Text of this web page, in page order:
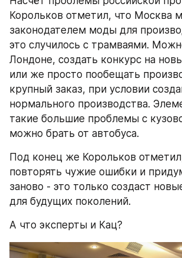
Корольков отметил, что Москва
законодателем моды для
это случилось с трамваями.
Лондоне, создать конкурс на
или же просто пообещать
крупный заказ, при условии
нормального производства.
такие большие проблемы с
можно брать от автобуса.
Под конец же Корольков
повторять чужие ошибки и
заново - это только создаст
для будущих поколений.
А что эксперты и Кац?